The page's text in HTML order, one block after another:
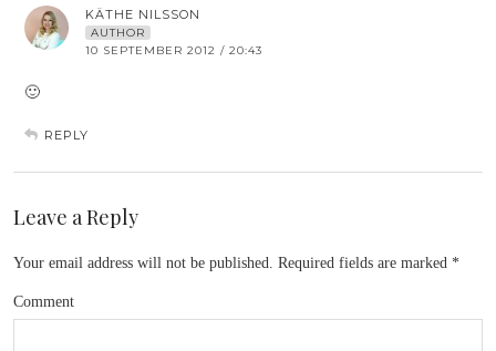
KÄTHE NILSSON
AUTHOR
10 SEPTEMBER 2012 / 20:43
🙂
REPLY
Leave a Reply
Your email address will not be published. Required fields are marked *
Comment